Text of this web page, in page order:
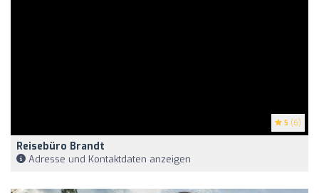
5 (6)
Reisebüro Brandt
Adresse und Kontaktdaten anzeigen